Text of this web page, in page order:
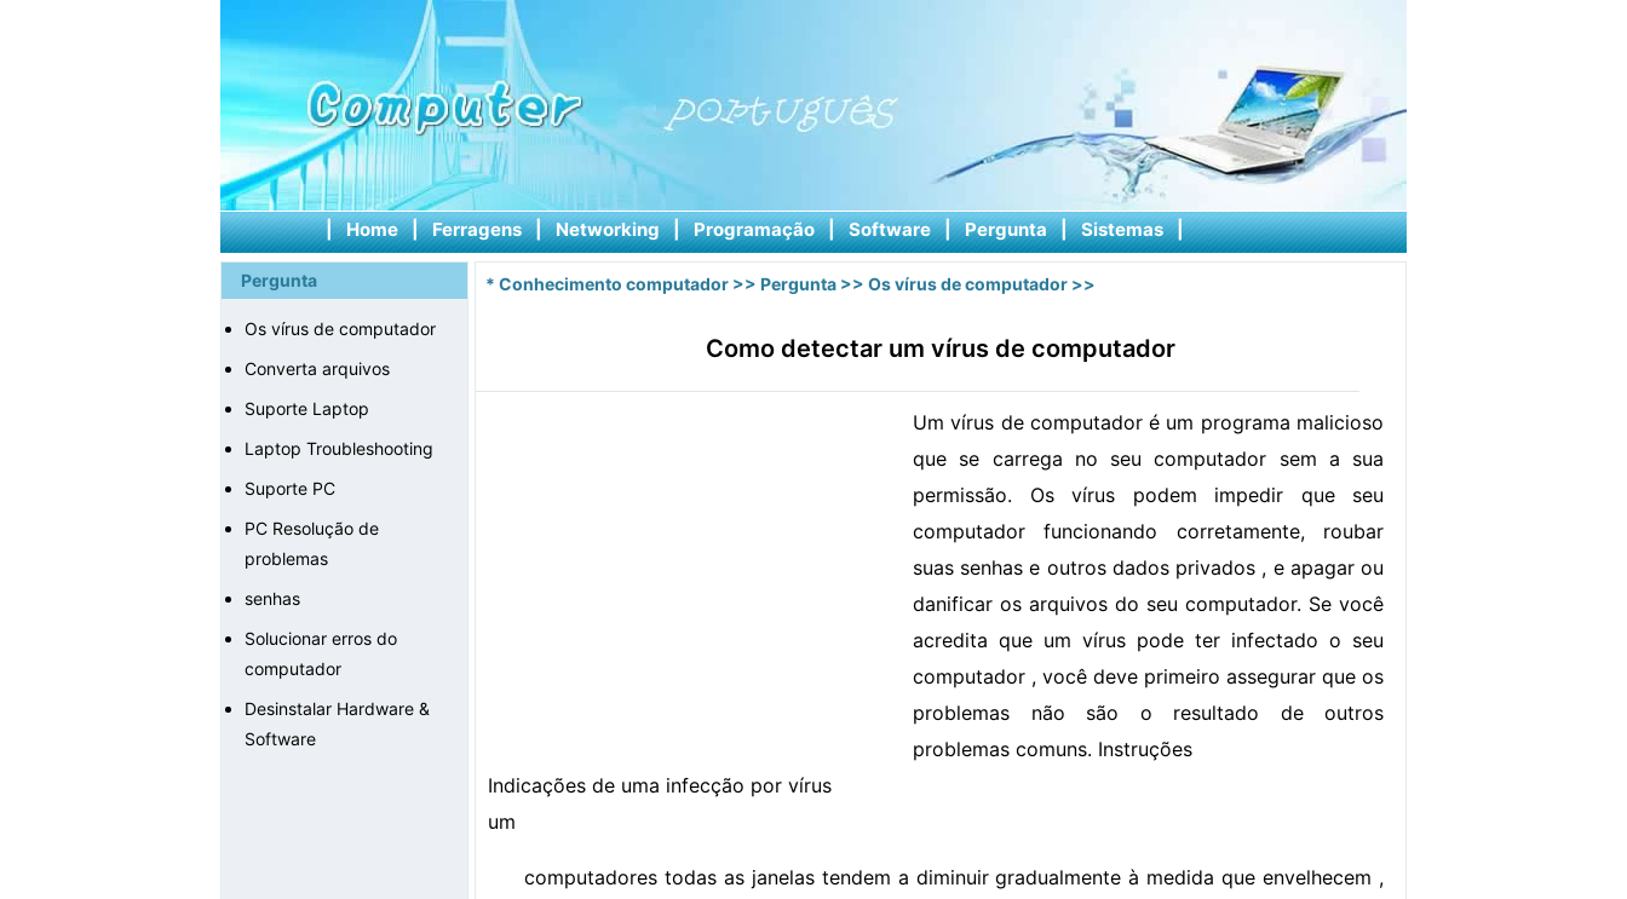
| Home | Ferragens | Networking | Programação | Software | Pergunta | Sistemas |
Pergunta
Os vírus de computador
Converta arquivos
Suporte Laptop
Laptop Troubleshooting
Suporte PC
PC Resolução de
problemas
senhas
Solucionar erros do
computador
Desinstalar Hardware &
Software
* Conhecimento computador >> Pergunta >> Os vírus de computador >>
Como detectar um vírus de computador
Um vírus de computador é um programa malicioso
que se carrega no seu computador sem a sua
permissão. Os vírus podem impedir que seu
computador funcionando corretamente, roubar
suas senhas e outros dados privados , e apagar ou
danificar os arquivos do seu computador. Se você
acredita que um vírus pode ter infectado o seu
computador , você deve primeiro assegurar que os
problemas não são o resultado de outros
problemas comuns. Instruções
Indicações de uma infecção por vírus
um
computadores todas as janelas tendem a diminuir gradualmente à medida que envelhecem ,